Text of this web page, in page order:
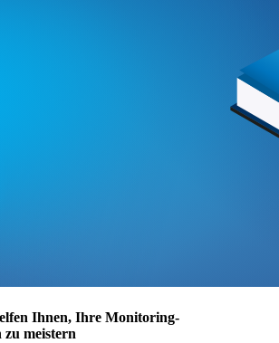
Ihnen, Ihre Monitoring-
zu meistern